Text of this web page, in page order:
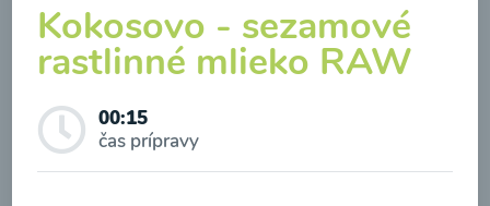
Kokosovo - sezamové
rastlinné mlieko RAW
00:15
čas prípravy
Odoslaním registrácie na Newsletter súhlasím so
spracovaním osobných údajov pre účely